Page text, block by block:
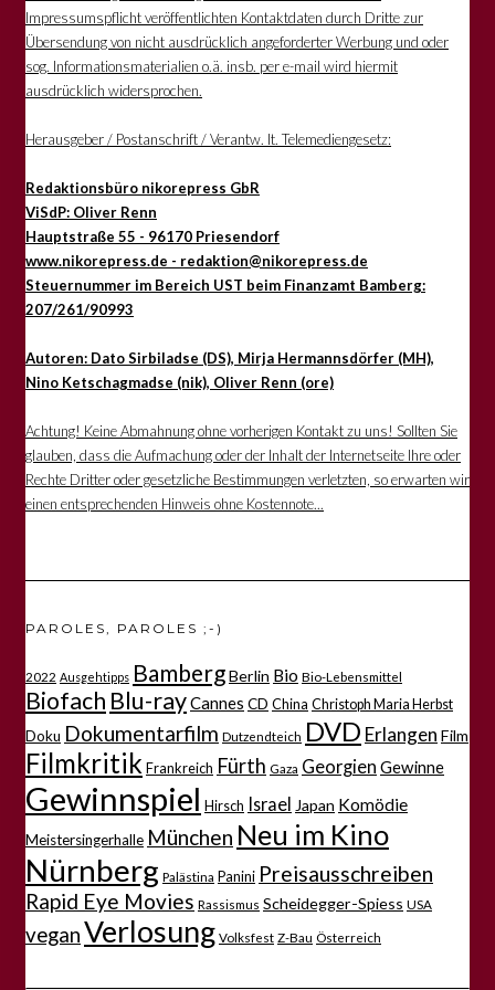
Impressumspflicht veröffentlichten Kontaktdaten durch Dritte zur
Übersendung von nicht ausdrücklich angeforderter Werbung und oder
sog. Informationsmaterialien o.ä. insb. per e-mail wird hiermit
ausdrücklich widersprochen.
Herausgeber / Postanschrift / Verantw. lt. Telemediengesetz:
Redaktionsbüro nikorepress GbR
ViSdP: Oliver Renn
Hauptstraße 55 - 96170 Priesendorf
www.nikorepress.de - redaktion@nikorepress.de
Steuernummer im Bereich UST beim Finanzamt Bamberg:
207/261/90993
Autoren: Dato Sirbiladse (DS), Mirja Hermannsdörfer (MH),
Nino Ketschagmadse (nik), Oliver Renn (ore)
Achtung! Keine Abmahnung ohne vorherigen Kontakt zu uns! Sollten Sie
glauben, dass die Aufmachung oder der Inhalt der Internetseite Ihre oder
Rechte Dritter oder gesetzliche Bestimmungen verletzten, so erwarten wir
einen entsprechenden Hinweis ohne Kostennote...
PAROLES, PAROLES ;-)
2022 Ausgehtipps BambergBerlin Bio Bio-Lebensmittel
Biofach Blu-rayCannes CD China Christoph Maria Herbst
Doku Dokumentarfilm Dutzendteich DVD Erlangen Film
Filmkritik Frankreich Fürth Gaza Georgien Gewinne
Gewinnspiel Hirsch Israel Japan Komödie
Meistersingerhalle München Neu im Kino
Nürnberg Palästina Panini Preisausschreiben
Rapid Eye Movies Rassismus Scheidegger-Spiess USA
veganVerlosung Volksfest Z-Bau Österreich